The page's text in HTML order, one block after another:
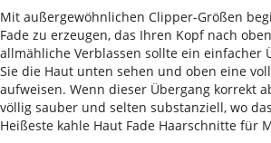
Mit außergewöhnlichen Clipper-Größen
Fade zu erzeugen, das Ihren Kopf nach
allmähliche Verblassen sollte ein einfacher
Sie die Haut unten sehen und oben eine
aufweisen. Wenn dieser Übergang korrekt
völlig sauber und selten substanziell, wo
Heißeste kahle Haut Fade Haarschnitte für